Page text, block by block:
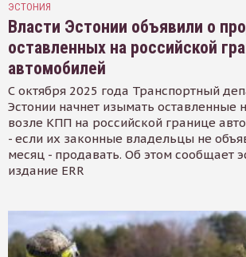
ЭСТОНИЯ
Власти Эстонии объявили о
оставленных на российской
автомобилей
С октября 2025 года Транспортный
Эстонии начнет изымать оставленные
возле КПП на российской границе
- если их законные владельцы не
месяц - продавать. Об этом сообщает
издание ERR